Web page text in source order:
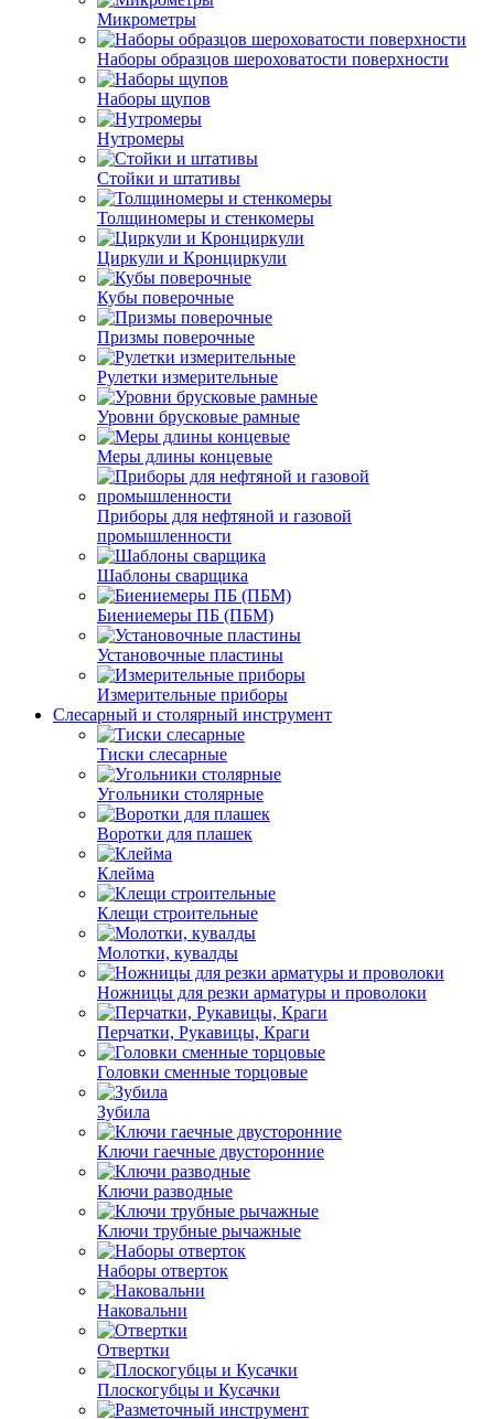
Микрометры
Наборы образцов шероховатости поверхности
Наборы щупов
Нутромеры
Стойки и штативы
Толщиномеры и стенкомеры
Циркули и Кронциркули
Кубы поверочные
Призмы поверочные
Рулетки измерительные
Уровни брусковые рамные
Меры длины концевые
Приборы для нефтяной и газовой
промышленности
Шаблоны сварщика
Биениемеры ПБ (ПБМ)
Установочные пластины
Измерительные приборы
Слесарный и столярный инструмент
Тиски слесарные
Угольники столярные
Воротки для плашек
Клейма
Клещи строительные
Молотки, кувалды
Ножницы для резки арматуры и проволоки
Перчатки, Рукавицы, Краги
Головки сменные торцовые
Зубила
Ключи гаечные двусторонние
Ключи разводные
Ключи трубные рычажные
Наборы отверток
Наковальни
Отвертки
Плоскогубцы и Кусачки